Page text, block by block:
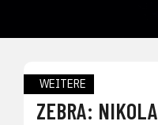
WEITERE
ZEBRA: